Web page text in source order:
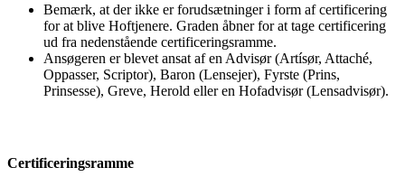
Bemærk, at der ikke er forudsætninger i form af certificering
for at blive Hoftjenere. Graden åbner for at tage certificering
ud fra nedenstående certificeringsramme.
Ansøgeren er blevet ansat af en Advisør (Artísør, Attaché,
Oppasser, Scriptor), Baron (Lensejer), Fyrste (Prins,
Prinsesse), Greve, Herold eller en Hofadvisør (Lensadvisør).
Certificeringsramme